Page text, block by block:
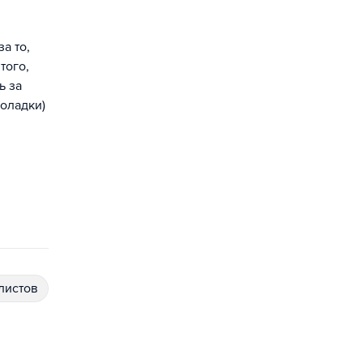
то,
за